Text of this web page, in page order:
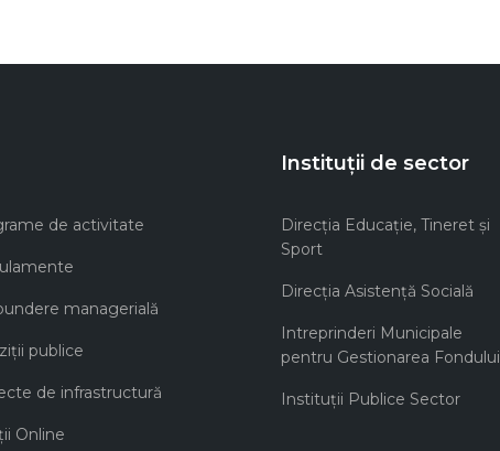
de activitate
managerială
publice
de infrastructură
Online
Instituții de sector
Direcţia Educaţie, Tineret şi
Sport
Direcţia Asistenţă Socială
Intreprinderi Municipale
pentru Gestionarea Fondului
Instituţii Publice Sector